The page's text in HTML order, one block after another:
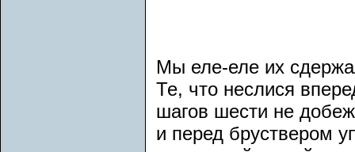
Мы еле-еле их
Те, что неслися
шагов шести не
и перед бруствером